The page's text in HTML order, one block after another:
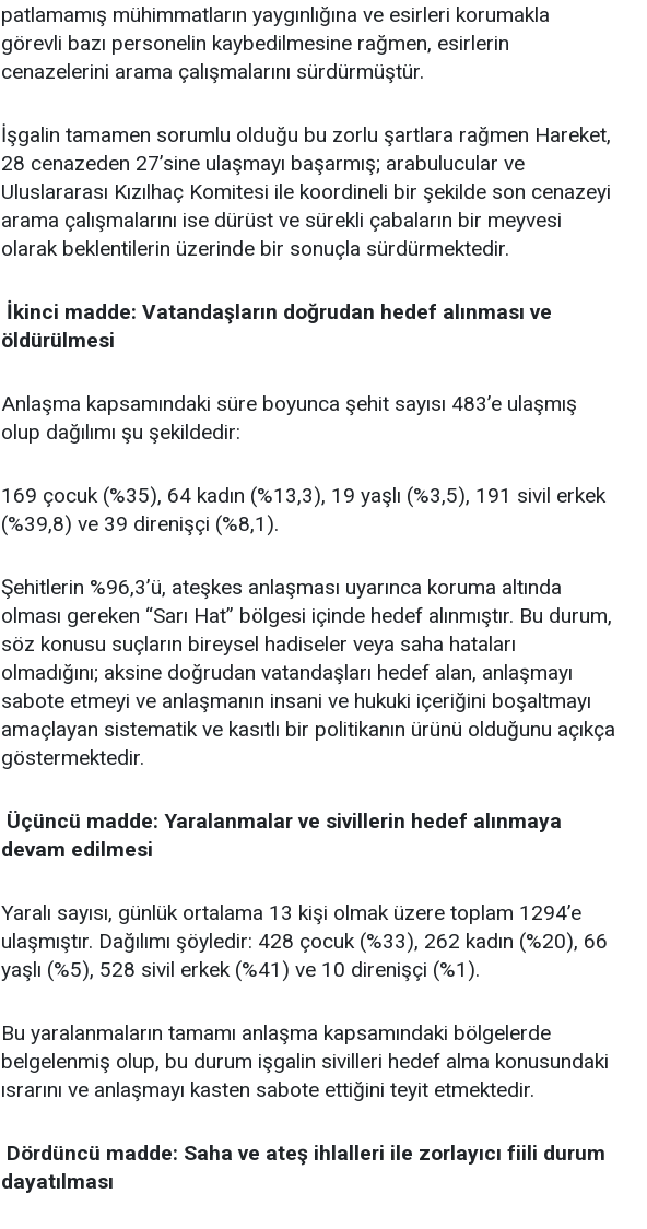
patlamamış mühimmatların yaygınlığına ve esirleri korumakla
görevli bazı personelin kaybedilmesine rağmen, esirlerin
cenazelerini arama çalışmalarını sürdürmüştür.
​İşgalin tamamen sorumlu olduğu bu zorlu şartlara rağmen Hareket,
28 cenazeden 27’sine ulaşmayı başarmış; arabulucular ve
Uluslararası Kızılhaç Komitesi ile koordineli bir şekilde son cenazeyi
arama çalışmalarını ise dürüst ve sürekli çabaların bir meyvesi
olarak beklentilerin üzerinde bir sonuçla sürdürmektedir.
​ İkinci madde: Vatandaşların doğrudan hedef alınması ve
öldürülmesi
Anlaşma kapsamındaki süre boyunca şehit sayısı 483’e ulaşmış
olup dağılımı şu şekildedir:
169 çocuk (%35), 64 kadın (%13,3), 19 yaşlı (%3,5), 191 sivil erkek
(%39,8) ve 39 direnişçi (%8,1).
Şehitlerin %96,3’ü, ateşkes anlaşması uyarınca koruma altında
olması gereken “Sarı Hat” bölgesi içinde hedef alınmıştır. Bu durum,
söz konusu suçların bireysel hadiseler veya saha hataları
olmadığını; aksine doğrudan vatandaşları hedef alan, anlaşmayı
sabote etmeyi ve anlaşmanın insani ve hukuki içeriğini boşaltmayı
amaçlayan sistematik ve kasıtlı bir politikanın ürünü olduğunu açıkça
göstermektedir.
​ Üçüncü madde: Yaralanmalar ve sivillerin hedef alınmaya
devam edilmesi
Yaralı sayısı, günlük ortalama 13 kişi olmak üzere toplam 1294’e
ulaşmıştır. Dağılımı şöyledir: 428 çocuk (%33), 262 kadın (%20), 66
yaşlı (%5), 528 sivil erkek (%41) ve 10 direnişçi (%1).
Bu yaralanmaların tamamı anlaşma kapsamındaki bölgelerde
belgelenmiş olup, bu durum işgalin sivilleri hedef alma konusundaki
ısrarını ve anlaşmayı kasten sabote ettiğini teyit etmektedir.
​ Dördüncü madde: Saha ve ateş ihlalleri ile zorlayıcı fiili durum
dayatılması